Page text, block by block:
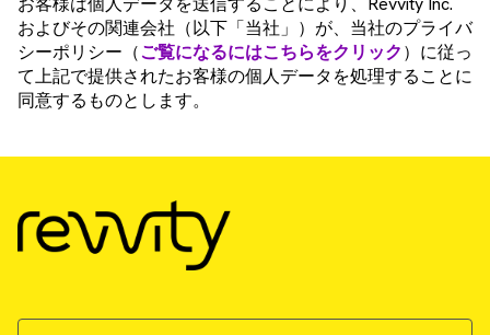
およびその関連会社（以下「当社」）が、当社のプライバ
シーポリシー（ご覧になるにはこちらをクリック）に従っ
て上記で提供されたお客様の個人データを処理することに
同意するものとします。